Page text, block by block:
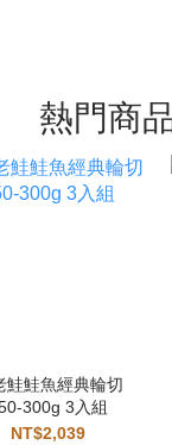
熱門商
鮭鮭魚經典輪切
300g 3入組
NT$2,039